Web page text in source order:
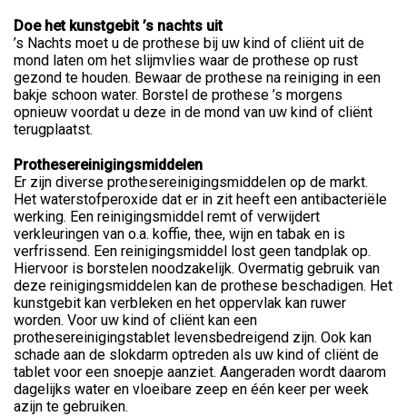
Doe het kunstgebit ’s nachts uit
’s Nachts moet u de prothese bij uw kind of cliënt uit de
mond laten om het slijmvlies waar de prothese op rust
gezond te houden. Bewaar de prothese na reiniging in een
bakje schoon water. Borstel de prothese ’s morgens
opnieuw voordat u deze in de mond van uw kind of cliënt
terugplaatst.
Prothesereinigingsmiddelen
Er zijn diverse prothesereinigingsmiddelen op de markt.
Het waterstofperoxide dat er in zit heeft een antibacteriële
werking. Een reinigingsmiddel remt of verwijdert
verkleuringen van o.a. koffie, thee, wijn en tabak en is
verfrissend. Een reinigingsmiddel lost geen tandplak op.
Hiervoor is borstelen noodzakelijk. Overmatig gebruik van
deze reinigingsmiddelen kan de prothese beschadigen. Het
kunstgebit kan verbleken en het oppervlak kan ruwer
worden. Voor uw kind of cliënt kan een
prothesereinigingstablet levensbedreigend zijn. Ook kan
schade aan de slokdarm optreden als uw kind of cliënt de
tablet voor een snoepje aanziet. Aangeraden wordt daarom
dagelijks water en vloeibare zeep en één keer per week
azijn te gebruiken.